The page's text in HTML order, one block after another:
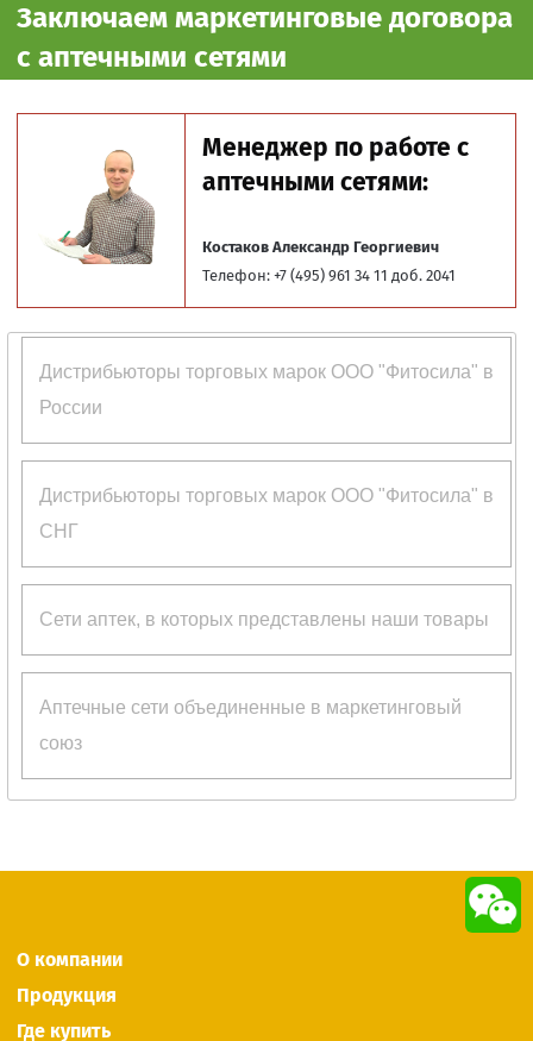
Заключаем маркетинговые договора
с аптечными сетями
Менеджер по работе с
аптечными сетями:
Костаков Александр Георгиевич
Телефон: +7 (495) 961 34 11 доб. 2041
Дистрибьюторы торговых марок ООО "Фитосила" в
России
Дистрибьюторы торговых марок ООО "Фитосила" в
СНГ
Сети аптек, в которых представлены наши товары
Аптечные сети объединенные в маркетинговый
союз
О компании
Продукция
Где купить